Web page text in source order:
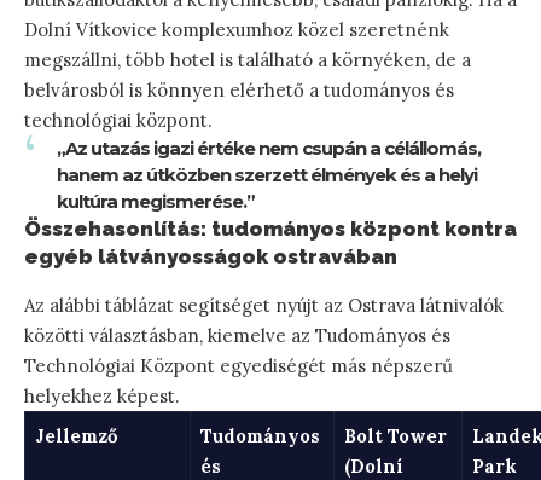
Dolní Vítkovice komplexumhoz közel szeretnénk
megszállni, több hotel is található a környéken, de a
belvárosból is könnyen elérhető a tudományos és
technológiai központ.
„Az utazás igazi értéke nem csupán a célállomás,
hanem az útközben szerzett élmények és a helyi
kultúra megismerése.”
Összehasonlítás: tudományos központ kontra
egyéb látványosságok ostravában
Az alábbi táblázat segítséget nyújt az Ostrava látnivalók
közötti választásban, kiemelve az Tudományos és
Technológiai Központ egyediségét más népszerű
helyekhez képest.
Jellemző
Tudományos
és
Bolt Tower
(Dolní
Park